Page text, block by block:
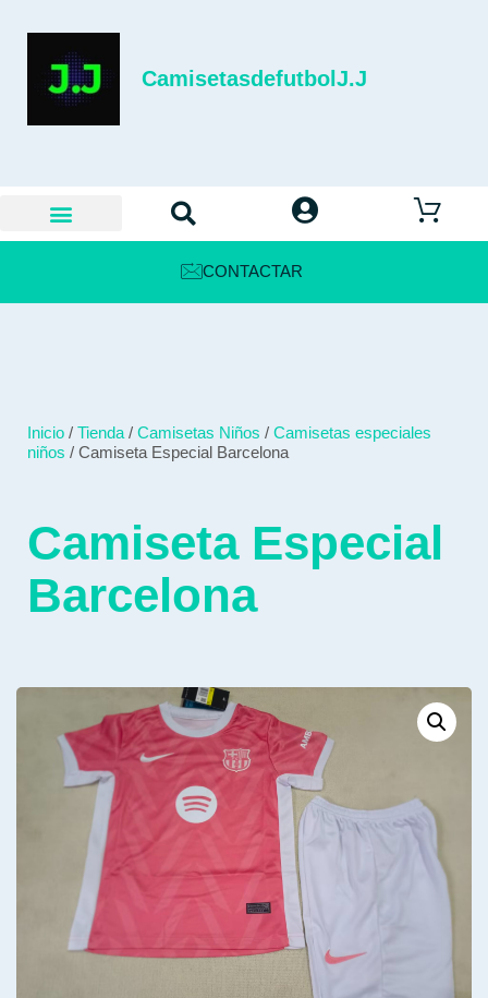
CamisetasdefutbolJ.J
CONTACTAR
Inicio / Tienda / Camisetas Niños / Camisetas especiales
niños / Camiseta Especial Barcelona
Camiseta Especial
Barcelona